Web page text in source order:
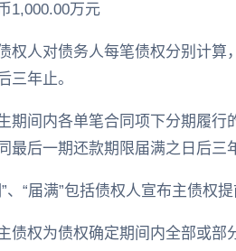
1,000.00万元
权人对债务人每笔债权分别计
三年止。
期间内各单笔合同项下分期履
最后一期还款期限届满之日后三
、“届满”包括债权人宣布主债权提
债权为债权确定期间内全部或